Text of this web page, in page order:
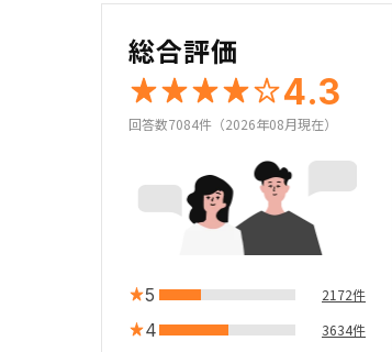
総合評価
4.3
回答数7084件（2026年08月現在）
5 2172件
4 3634件